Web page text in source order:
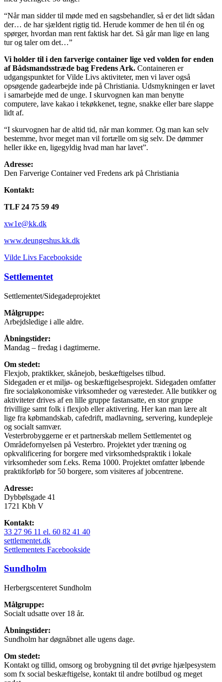
“Når man sidder til møde med en sagsbehandler, så er det lidt sådan
der… de har sjældent rigtig tid. Herude kommer de hen til én og
spørger, hvordan man rent faktisk har det. Så går man lige en lang
tur og taler om det…”
Vi holder til i den farverige container lige ved volden for enden
af Bådsmandsstræde bag Fredens Ark. Containeren er
udgangspunktet for Vilde Livs aktiviteter, men vi laver også
opsøgende gadearbejde inde på Christiania. Udsmykningen er lavet
i samarbejde med de unge. I skurvognen kan man benytte
computere, lave kakao i tekøkkenet, tegne, snakke eller bare slappe
lidt af.
“I skurvognen har de altid tid, når man kommer. Og man kan selv
bestemme, hvor meget man vil fortælle om sig selv. De dømmer
heller ikke en, ligegyldig hvad man har lavet”.
Adresse:
Den Farverige Container ved Fredens ark på Christiania
Kontakt:
TLF 24 75 59 49
xw1e@kk.dk
www.deungeshus.kk.dk
Vilde Livs Facebookside
Settlementet
Settlementet/Sidegadeprojektet
Målgruppe:
Arbejdsledige i alle aldre.
Åbningstider:
Mandag – fredag i dagtimerne.
Om stedet:
Flexjob, praktikker, skånejob, beskæftigelses tilbud.
Sidegaden er et miljø- og beskæftigelsesprojekt. Sidegaden omfatter
fire socialøkonomiske virksomheder og væresteder. Alle butikker og
aktiviteter drives af en lille gruppe fastansatte, en stor gruppe
frivillige samt folk i flexjob eller aktivering. Her kan man lære alt
lige fra købmandskab, cafedrift, madlavning, servering, kundepleje
og socialt samvær.
Vesterbrobyggerne er et partnerskab mellem Settlementet og
Områdefornyelsen på Vesterbro. Projektet yder træning og
opkvalificering for borgere med virksomhedspraktik i lokale
virksomheder som f.eks. Rema 1000. Projektet omfatter løbende
praktikforløb for 50 borgere, som visiteres af jobcentrene.
Adresse:
Dybbølsgade 41
1721 Kbh V
Kontakt:
33 27 96 11 el. 60 82 41 40
settlementet.dk
Settlementets Facebookside
Sundholm
Herbergscenteret Sundholm
Målgruppe:
Socialt udsatte over 18 år.
Åbningstider:
Sundholm har døgnåbnet alle ugens dage.
Om stedet:
Kontakt og tillid, omsorg og brobygning til det øvrige hjælpesystem
som fx social beskæftigelse, kontakt til andre botilbud og meget